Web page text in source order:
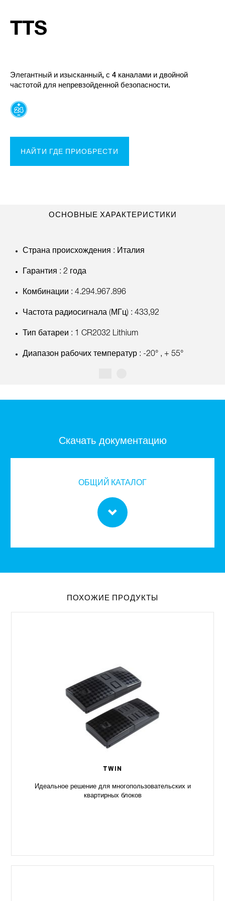
TTS
Элегантный и изысканный, с 4 каналами и двойной
частотой для непревзойденной безопасности.
НАЙТИ ГДЕ ПРИОБРЕСТИ
ОСНОВНЫЕ ХАРАКТЕРИСТИКИ
Страна происхождения : Италия
Гарантия : 2 года
Комбинации : 4.294.967.896
Частота радиосигнала (МГц) : 433,92
Тип батареи : 1 CR2032 Lithium
Диапазон рабочих температур : -20° , + 55°
Скачать документацию
ОБЩИЙ КАТАЛОГ
ПОХОЖИЕ ПРОДУКТЫ
TWIN
Идеальное решение для многопользовательских и
квартирных блоков